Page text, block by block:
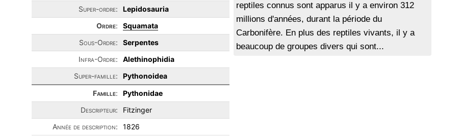
Super-ordre:
Lepidosauria
Ordre:
Squamata
Sous-Ordre:
Serpentes
Infra-Ordre:
Alethinophidia
Super-famille:
Pythonoidea
Famille:
Pythonidae
Descripteur:
Fitzinger
Année de description:
1826
reptiles connus sont apparus il y a environ 312
millions d'années, durant la période du
Carbonifère. En plus des reptiles vivants, il y a
beaucoup de groupes divers qui sont...